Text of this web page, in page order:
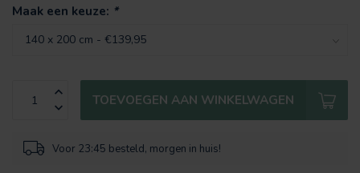
Maak een keuze: *
TOEVOEGEN AAN WINKELWAGEN
Voor 23:45 besteld, morgen in huis!